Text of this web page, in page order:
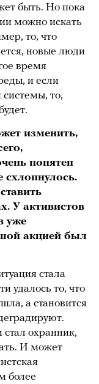
быть. Но пока
можно искать
то, что
новые люди
время
и если
системы, то,
изменить,
понятен
У активистов
уже
акцией был
стала
удалось то, что
а становится
стал охранник,
И может
более